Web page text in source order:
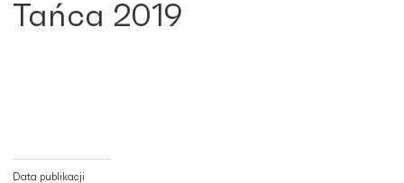
Tańca 2019
Data publikacji